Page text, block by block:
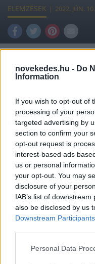
novekedes.hu - Do
Information
If you wish to opt-out of
processing of your
targeted advertising by
section to confirm your
opt-out request is
interest-based ads
us or personal
your opt-out. You may
disclosure of your
IAB’s list of
also be disclosed by us
Downstream Participants
Please note that this
Personal Data
ELEMZÉSEK 2022. JÚN. 10.
kivonulásával
erősödhetett
az orosz olajat.
Peking sokkal
Oroszországba,
felértékelődött
jegybanki
A járványügyi